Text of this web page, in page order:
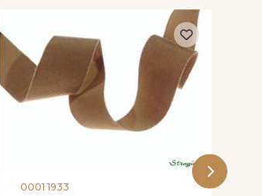
919 - Beige Sable
0001 1933